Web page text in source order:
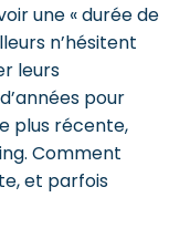
une « durée de
n’hésitent
leurs
pour
plus récente,
Comment
et parfois